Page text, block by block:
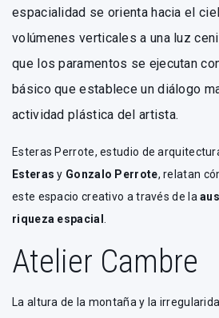
espacialidad se orienta hacia el
volúmenes verticales a una luz
que los paramentos se ejecutan
básico que establece un diálogo
actividad plástica del artista.
Esteras Perrote, estudio de
Esteras y Gonzalo Perrote, relatan
este espacio creativo a través de la
riqueza espacial
Atelier Cambre
La altura de la montaña y la